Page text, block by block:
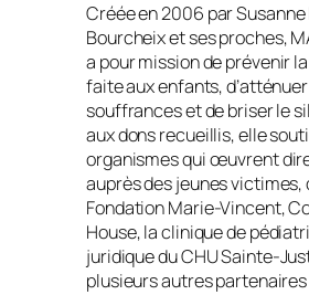
Créée en 2006 par
Bourcheix et ses proches,
a pour mission de prévenir
faite aux enfants,
souffrances et de briser le
aux dons recueillis, elle
organismes qui œuvrent
auprès des jeunes victimes,
Fondation Marie-Vincent,
House, la clinique de
juridique du CHU Sainte-
plusieurs autres